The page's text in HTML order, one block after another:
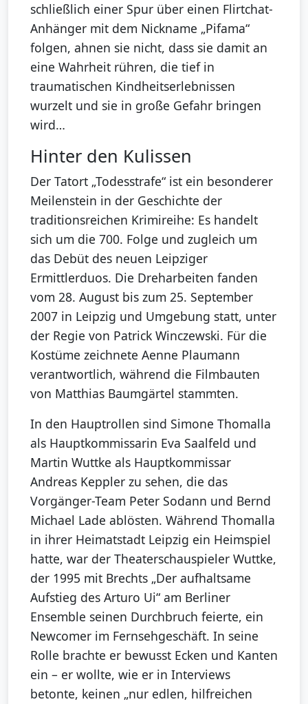
schließlich einer Spur über einen Flirtchat-
Anhänger mit dem Nickname „Pifama“
folgen, ahnen sie nicht, dass sie damit an
eine Wahrheit rühren, die tief in
traumatischen Kindheitserlebnissen
wurzelt und sie in große Gefahr bringen
wird…
Hinter den Kulissen
Der Tatort „Todesstrafe“ ist ein besonderer
Meilenstein in der Geschichte der
traditionsreichen Krimireihe: Es handelt
sich um die 700. Folge und zugleich um
das Debüt des neuen Leipziger
Ermittlerduos. Die Dreharbeiten fanden
vom 28. August bis zum 25. September
2007 in Leipzig und Umgebung statt, unter
der Regie von Patrick Winczewski. Für die
Kostüme zeichnete Aenne Plaumann
verantwortlich, während die Filmbauten
von Matthias Baumgärtel stammten.
In den Hauptrollen sind Simone Thomalla
als Hauptkommissarin Eva Saalfeld und
Martin Wuttke als Hauptkommissar
Andreas Keppler zu sehen, die das
Vorgänger-Team Peter Sodann und Bernd
Michael Lade ablösten. Während Thomalla
in ihrer Heimatstadt Leipzig ein Heimspiel
hatte, war der Theaterschauspieler Wuttke,
der 1995 mit Brechts „Der aufhaltsame
Aufstieg des Arturo Ui“ am Berliner
Ensemble seinen Durchbruch feierte, ein
Newcomer im Fernsehgeschäft. In seine
Rolle brachte er bewusst Ecken und Kanten
ein – er wollte, wie er in Interviews
betonte, keinen „nur edlen, hilfreichen